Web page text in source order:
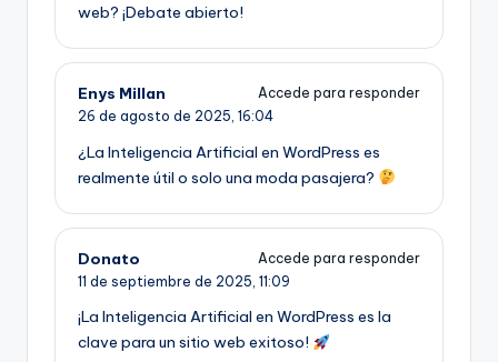
web? ¡Debate abierto!
Enys Millan
Accede para responder
26 de agosto de 2025, 16:04
¿La Inteligencia Artificial en WordPress es
realmente útil o solo una moda pasajera?
Donato
Accede para responder
11 de septiembre de 2025, 11:09
¡La Inteligencia Artificial en WordPress es la
clave para un sitio web exitoso!